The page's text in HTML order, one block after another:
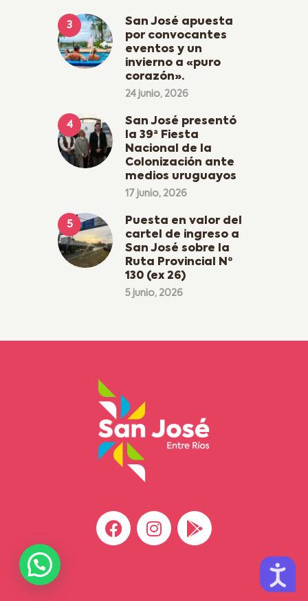
San José apuesta
por convocantes
eventos y un
invierno a «puro
corazón».
24 junio, 2026
San José presentó
la 39ª Fiesta
Nacional de la
Colonización ante
medios uruguayos
17 junio, 2026
Puesta en valor del
cartel de ingreso a
San José sobre la
Ruta Provincial Nº
130 (ex 26)
5 junio, 2026